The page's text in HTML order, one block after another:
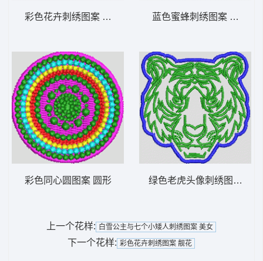
彩色花卉刺绣图案 抽象
彩色同心圆图案 圆形
蓝色蜜蜂刺绣图案 蜜蜂
绿色老虎头像刺绣图案 虎头
上一个花样: 白雪公主与七个小矮人刺绣图案 美女
下一个花样: 彩色花卉刺绣图案 靓花